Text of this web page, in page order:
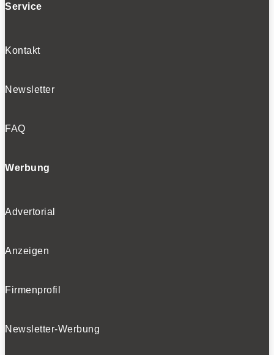
Service
Kontakt
Newsletter
FAQ
Werbung
Advertorial
Anzeigen
Firmenprofil
Newsletter-Werbung